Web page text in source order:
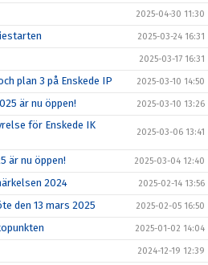
2025-04-30 11:30
2025-03-24 16:31
2025-03-17 16:31
plan 3 på Enskede IP 2025-03-10 14:50
är nu öppen! 2025-03-10 13:26
för Enskede IK
2025-03-06 13:41
är nu öppen! 2025-03-04 12:40
2024 2025-02-14 13:56
den 13 mars 2025 2025-02-05 16:50
2025-01-02 14:04
2024-12-19 12:39